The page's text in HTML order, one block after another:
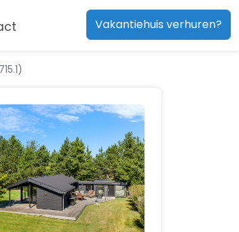
Vakantiehuis verhuren?